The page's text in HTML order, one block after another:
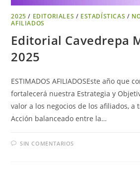
2025 / EDITORIALES / ESTADÍSTICAS /
AFILIADOS
Editorial Cavedrepa
2025
ESTIMADOS AFILIADOSEste año que
fortalecerá nuestra Estrategia y
valor a los negocios de los afiliados, a
Acción balanceado entre la…
SIN COMENTARIOS